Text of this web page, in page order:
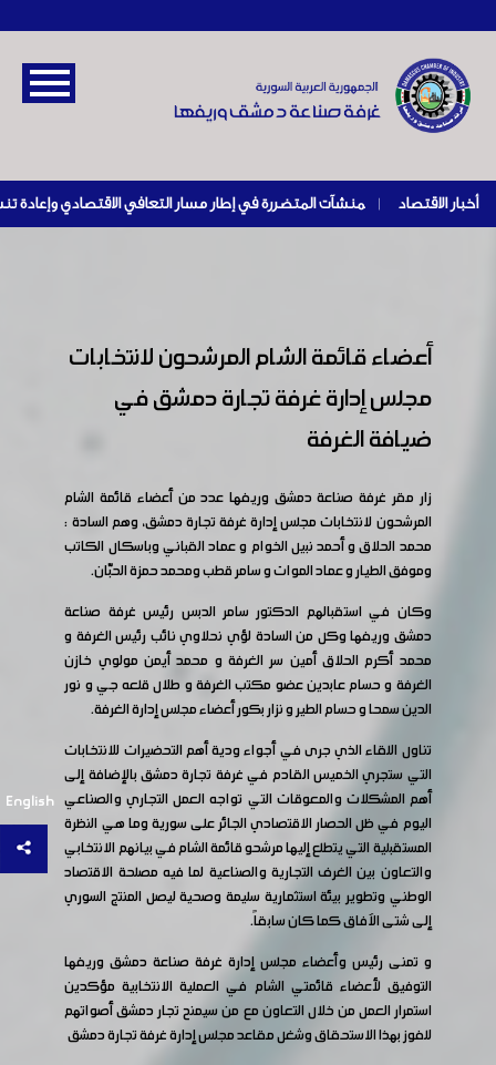
أخبار الاقتصاد |
English
أعضاء قائمة الشام المرشحون لانتخابات
مجلس إدارة غرفة تجارة دمشق في
ضيافة الغرفة
زار مقر غرفة صناعة دمشق وريفها عدد من أعضاء قائمة الشام
المرشحون لانتخابات مجلس إدارة غرفة تجارة دمشق، وهم السادة :
محمد الحلاق و أحمد نبيل الخوام و عماد القباني وباسكال الكاتب
وموفق الطيار و عماد الموات و سامر قطب ومحمد حمزة الحبّان.
وكان في استقبالهم الدكتور سامر الدبس رئيس غرفة صناعة
دمشق وريفها وكل من السادة لؤي نحلاوي نائب رئيس الغرفة و
محمد أكرم الحلاق أمين سر الغرفة و محمد أيمن مولوي خازن
الغرفة و حسام عابدين عضو مكتب الغرفة و طلال قلعه جي و نور
الدين سمحا و حسام الطير و نزار بكور أعضاء مجلس إدارة الغرفة.
تناول اللقاء الذي جرى في أجواء ودية أهم التحضيرات للانتخابات
التي ستجري الخميس القادم في غرفة تجارة دمشق بالإضافة إلى
أهم المشكلات والمعوقات التي تواجه العمل التجاري والصناعي
اليوم في ظل الحصار الاقتصادي الجائر على سورية وما هي النظرة
المستقبلية التي يتطلع إليها مرشحو قائمة الشام في بيانهم الانتخابي
والتعاون بين الغرف التجارية والصناعية لما فيه مصلحة الاقتصاد
الوطني وتطوير بيئة استثمارية سليمة وصحية ليصل المنتج السوري
إلى شتى الآفاق كما كان سابقاً.
و تمنى رئيس وأعضاء مجلس إدارة غرفة صناعة دمشق وريفها
التوفيق لأعضاء قائمتي الشام في العملية الانتخابية مؤكدين
استمرار العمل من خلال التعاون مع من سيمنح تجار دمشق أصواتهم
للفوز بهذا الاستحقاق وشغل مقاعد مجلس إدارة غرفة تجارة دمشق